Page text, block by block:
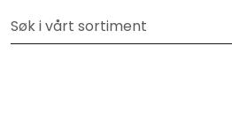
Kjøp slanger og fittings hos oss,